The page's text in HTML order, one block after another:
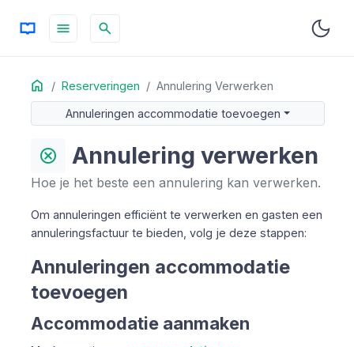
menu search
Home Reserveringen Annulering Verwerken
OP DEZE PAGINA
Annuleringen accommodatie toevoegen
Annuleringen accommodatie toevoegen
cancel Annulering verwerken
Hoe je het beste een annulering kan verwerken.
Om annuleringen efficiënt te verwerken en gasten een
annuleringsfactuur te bieden, volg je deze stappen:
Annuleringen accommodatie
toevoegen
Accommodatie aanmaken